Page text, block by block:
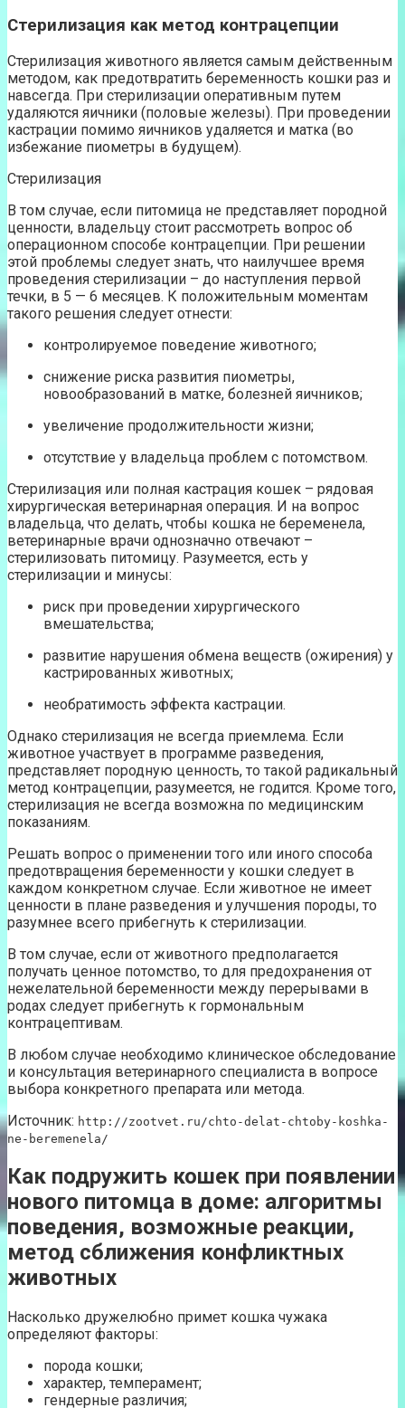
Стерилизация как метод контрацепции
Стерилизация животного является самым действенным
методом, как предотвратить беременность кошки раз и
навсегда. При стерилизации оперативным путем
удаляются яичники (половые железы). При проведении
кастрации помимо яичников удаляется и матка (во
избежание пиометры в будущем).
Стерилизация
В том случае, если питомица не представляет породной
ценности, владельцу стоит рассмотреть вопрос об
операционном способе контрацепции. При решении
этой проблемы следует знать, что наилучшее время
проведения стерилизации – до наступления первой
течки, в 5 — 6 месяцев. К положительным моментам
такого решения следует отнести:
контролируемое поведение животного;
снижение риска развития пиометры,
новообразований в матке, болезней яичников;
увеличение продолжительности жизни;
отсутствие у владельца проблем с потомством.
Стерилизация или полная кастрация кошек – рядовая
хирургическая ветеринарная операция. И на вопрос
владельца, что делать, чтобы кошка не беременела,
ветеринарные врачи однозначно отвечают –
стерилизовать питомицу. Разумеется, есть у
стерилизации и минусы:
риск при проведении хирургического
вмешательства;
развитие нарушения обмена веществ (ожирения) у
кастрированных животных;
необратимость эффекта кастрации.
Однако стерилизация не всегда приемлема. Если
животное участвует в программе разведения,
представляет породную ценность, то такой радикальный
метод контрацепции, разумеется, не годится. Кроме того,
стерилизация не всегда возможна по медицинским
показаниям.
Решать вопрос о применении того или иного способа
предотвращения беременности у кошки следует в
каждом конкретном случае. Если животное не имеет
ценности в плане разведения и улучшения породы, то
разумнее всего прибегнуть к стерилизации.
В том случае, если от животного предполагается
получать ценное потомство, то для предохранения от
нежелательной беременности между перерывами в
родах следует прибегнуть к гормональным
контрацептивам.
В любом случае необходимо клиническое обследование
и консультация ветеринарного специалиста в вопросе
выбора конкретного препарата или метода.
Источник: http://zootvet.ru/chto-delat-chtoby-koshka-
ne-beremenela/
Как подружить кошек при появлении
нового питомца в доме: алгоритмы
поведения, возможные реакции,
метод сближения конфликтных
животных
Насколько дружелюбно примет кошка чужака
определяют факторы:
порода кошки;
характер, темперамент;
гендерные различия;